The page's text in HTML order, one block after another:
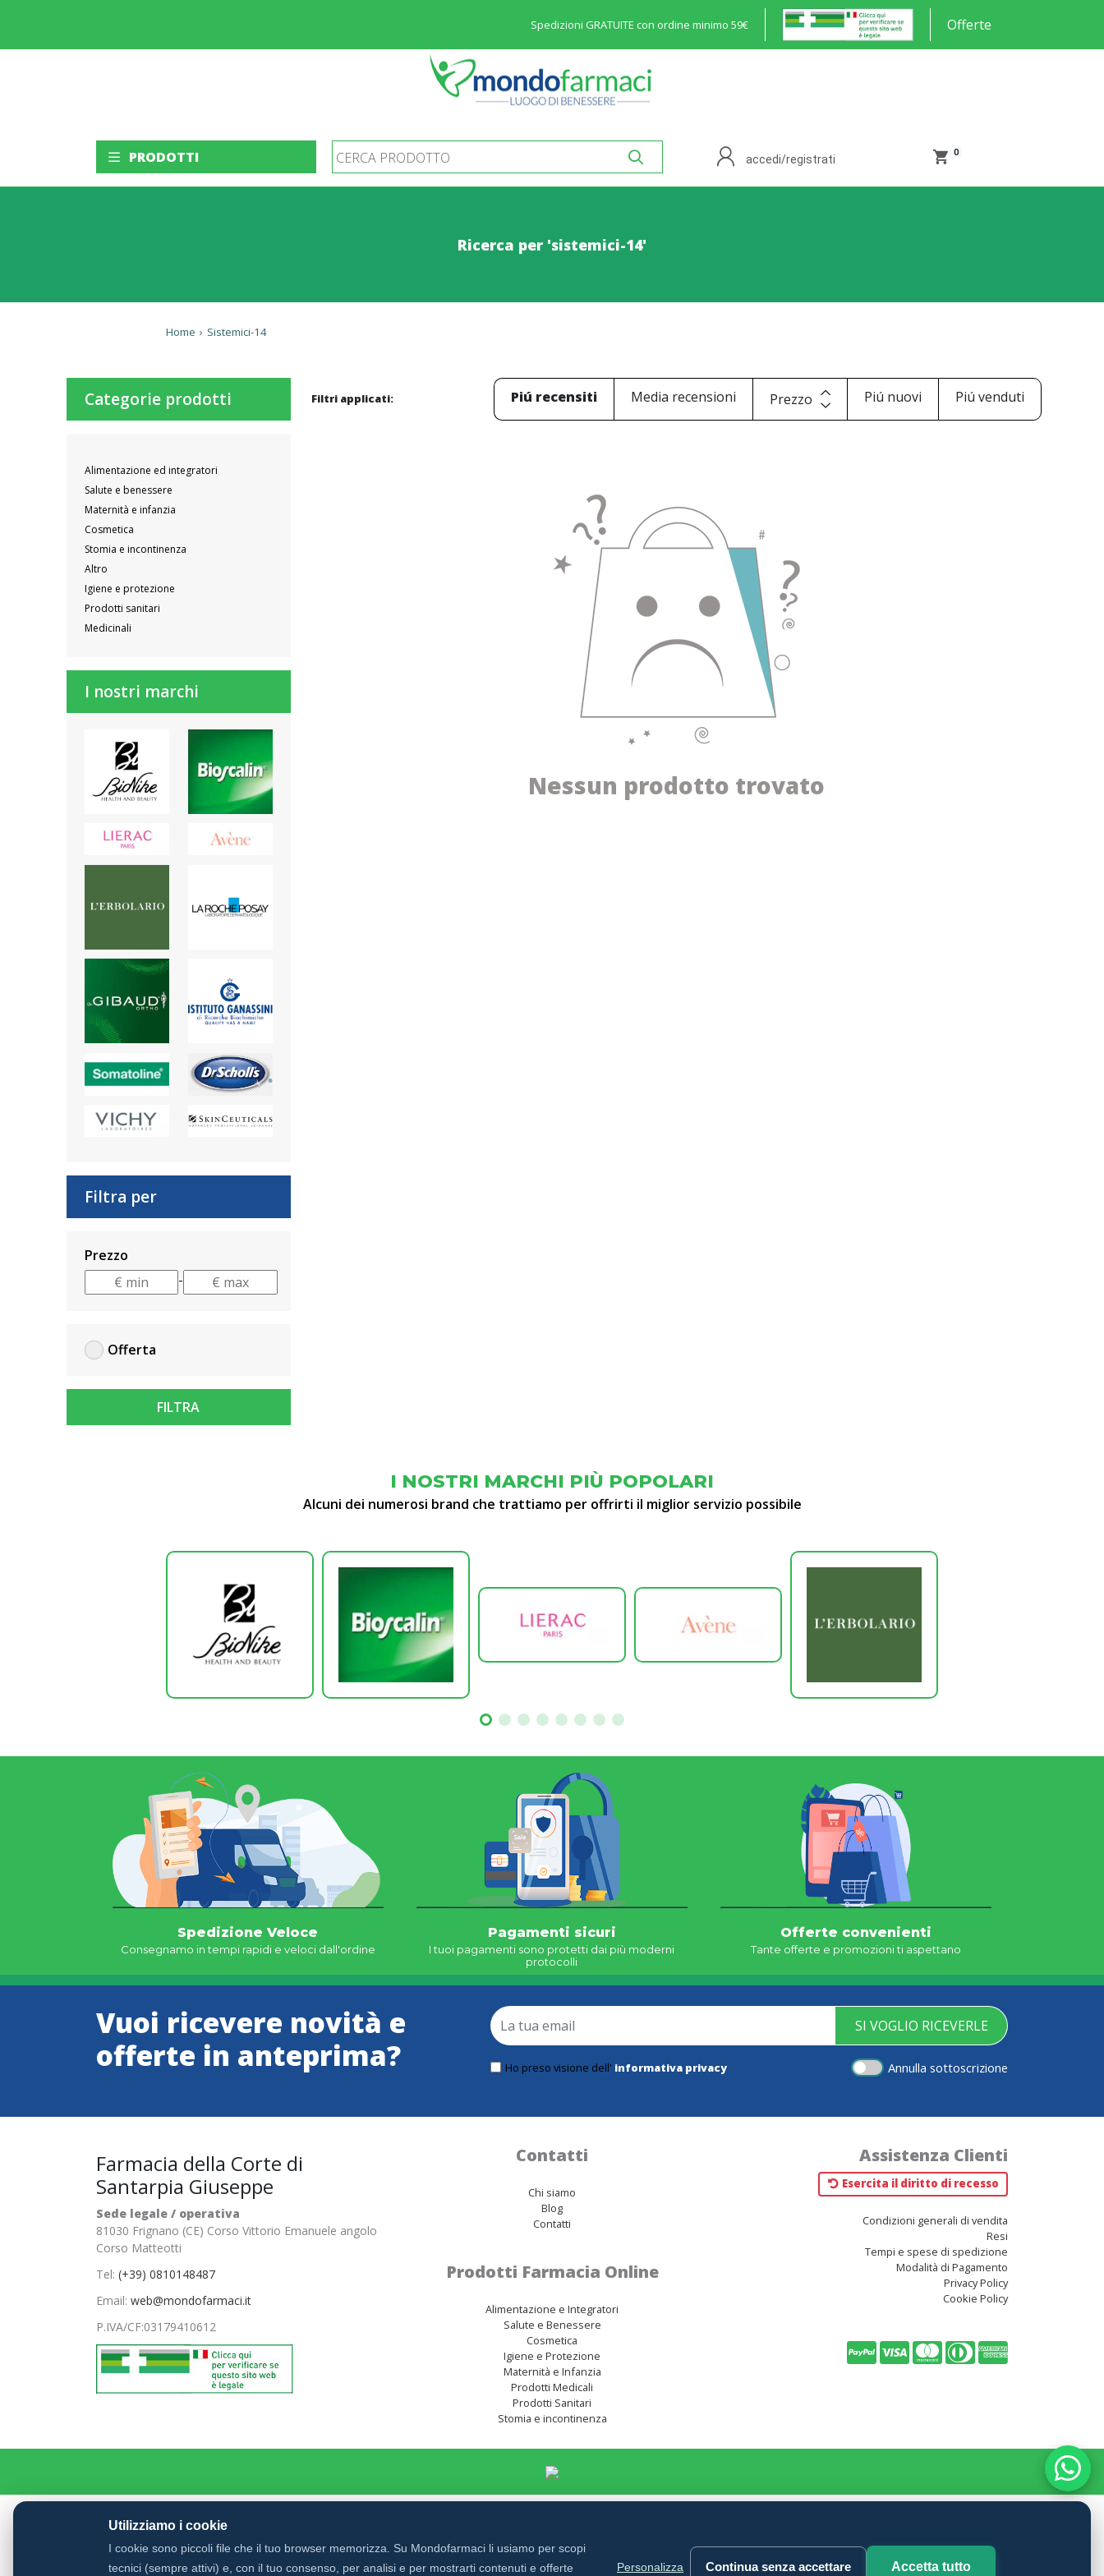
Spedizioni GRATUITE con ordine minimo 59€ Offerte
PRODOTTI accedi/registrati
0
Ricerca per 'sistemici-14'
Home › Sistemici-14
Categorie prodotti
Alimentazione ed integratori
Salute e benessere
Maternità e infanzia
Cosmetica
Stomia e incontinenza
Altro
Igiene e protezione
Prodotti sanitari
Medicinali
I nostri marchi
Filtra per
Prezzo
-
Offerta
FILTRA
Filtri applicati: Piú recensiti Media recensioni Prezzo Piú nuovi Piú venduti
Nessun prodotto trovato
I NOSTRI MARCHI PIÙ POPOLARI
Alcuni dei numerosi brand che trattiamo per offrirti il miglior servizio possibile
Spedizione Veloce
Consegnamo in tempi rapidi e veloci dall'ordine
Pagamenti sicuri
I tuoi pagamenti sono protetti dai più moderni
protocolli
Offerte convenienti
Tante offerte e promozioni ti aspettano
Vuoi ricevere novità e
offerte in anteprima?
SI VOGLIO RICEVERLE
Ho preso visione dell' informativa privacy Annulla sottoscrizione
Farmacia della Corte di
Santarpia Giuseppe
Sede legale / operativa
81030 Frignano (CE) Corso Vittorio Emanuele angolo
Corso Matteotti
Tel: (+39) 0810148487
Email: web@mondofarmaci.it
P.IVA/CF:03179410612
Contatti
Chi siamo
Blog
Contatti
Prodotti Farmacia Online
Alimentazione e Integratori
Salute e Benessere
Cosmetica
Igiene e Protezione
Maternità e Infanzia
Prodotti Medicali
Prodotti Sanitari
Stomia e incontinenza
Assistenza Clienti
Esercita il diritto di recesso
Condizioni generali di vendita
Resi
Tempi e spese di spedizione
Modalità di Pagamento
Privacy Policy
Cookie Policy
Utilizziamo i cookie
I cookie sono piccoli file che il tuo browser memorizza. Su Mondofarmaci li usiamo per scopi
tecnici (sempre attivi) e, con il tuo consenso, per analisi e per mostrarti contenuti e offerte
Personalizza Continua senza accettare Accetta tutto